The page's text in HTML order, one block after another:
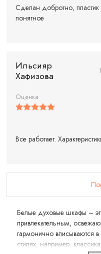
Сделан добротно,
понятное
Ильсияр
Хафизова
Оценка
Все работает.
Белые духовые шкафы –
привлекательным,
гармонично вписываются
стилях, например,